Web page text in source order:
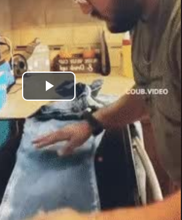
Play
Video